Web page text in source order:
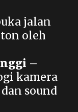
jalan
oleh
–
kamera
sound